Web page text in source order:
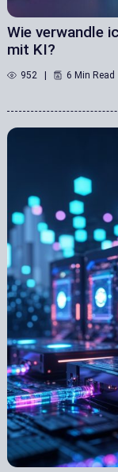
Wie verwandle
mit KI?
952 6 Min Read